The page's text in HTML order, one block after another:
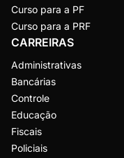
Curso para a PF
Curso para a PRF
CARREIRAS
Administrativas
Bancárias
Controle
Educação
Fiscais
Policiais